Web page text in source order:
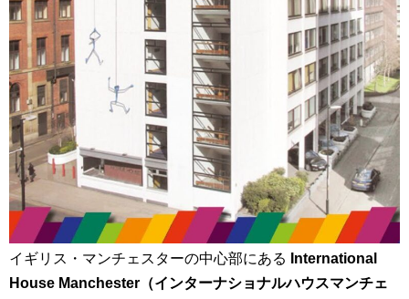
イギリス・マンチェスターの中心部にある
International
House Manchester（インターナショナルハウスマンチェ